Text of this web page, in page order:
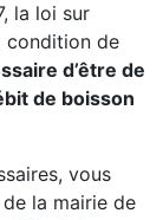
la loi sur
condition de
d’être de
de boisson
vous
la mairie de